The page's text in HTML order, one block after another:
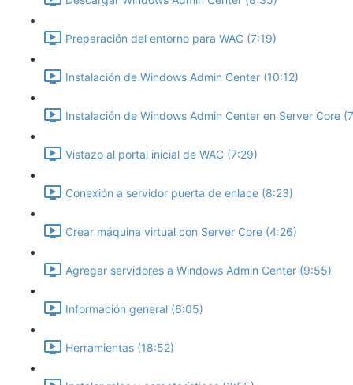
Preparación del entorno para WAC (7:19)
Instalación de Windows Admin Center (10:12)
Instalación de Windows Admin Center en Server Core
Vistazo al portal inicial de WAC (7:29)
Conexión a servidor puerta de enlace (8:23)
Crear máquina virtual con Server Core (4:26)
Agregar servidores a Windows Admin Center (9:55)
Información general (6:05)
Herramientas (18:52)